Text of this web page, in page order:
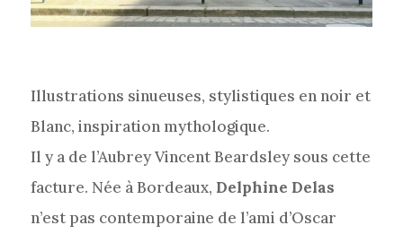
Illustrations sinueuses, stylistiques en noir et
Blanc, inspiration mythologique.
Il y a de l’Aubrey Vincent Beardsley sous cette
facture. Née à Bordeaux, Delphine Delas
n’est pas contemporaine de l’ami d’Oscar